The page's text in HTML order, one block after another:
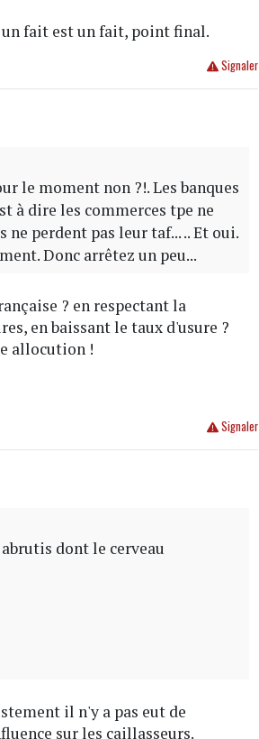
un fait est un fait, point final.
Signaler
le moment non ?!. Les banques
à dire les commerces tpe ne
perdent pas leur taf... .. Et oui.
Donc arrêtez un peu...
? en respectant la
en baissant le taux d'usure ?
allocution !
Signaler
dont le cerveau
il n'y a pas eut de
sur les caillasseurs.